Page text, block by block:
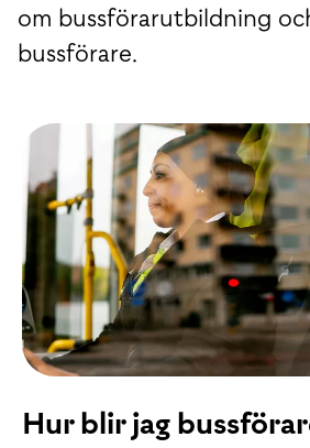
om bussförarutbildning
bussförare.
Hur blir jag